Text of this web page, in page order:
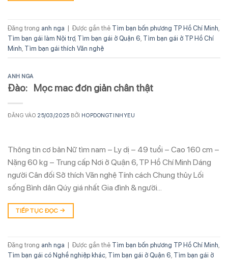
Đăng trong anh nga | Được gắn thẻ Tìm bạn bốn phương TP Hồ Chí Minh
Tìm bạn gái làm Nội trợ, Tìm bạn gái ở Quận 6 Tìm bạn gái ở TP Hồ Chí
Minh Tìm bạn gái thích Văn nghệ
ANH NGA
Đào: Mọc mac đơn giản chân thật
ĐĂNG VÀO 25/03/2025 BỞI HOPDONGTINHYEU
Thông tin cơ bản Nữ tìm nam – Ly dị – 49 tuổi – Cao 160 cm –
Nặng 60 kg – Trung cấp Nơi ở Quận 6, TP Hồ Chí Minh Dáng
người Cân đối Sở thích Văn nghệ Tính cách Chung thủy Lối
sống Bình dân Qúy giá nhất Gia đình & người…
TIẾP TỤC ĐỌC →
Đăng trong anh nga Được gắn thẻ Tìm bạn bốn phương TP Hồ Chí Minh,
Tìm bạn gái có Nghề nghiệp khác, Tìm bạn gái ở Quận 6, Tìm bạn gái ở